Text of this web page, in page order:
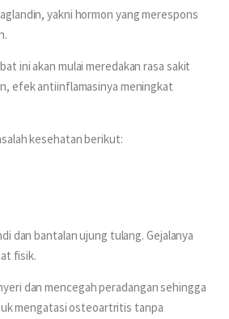
yakni hormon yang merespons
ini akan mulai meredakan rasa sakit
efek antiinflamasinya meningkat
kesehatan berikut:
dan bantalan ujung tulang. Gejalanya
fisik.
dan mencegah peradangan sehingga
mengatasi osteoartritis tanpa